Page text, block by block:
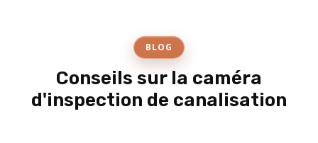
BLOG
Conseils sur la caméra
d'inspection de canalisation